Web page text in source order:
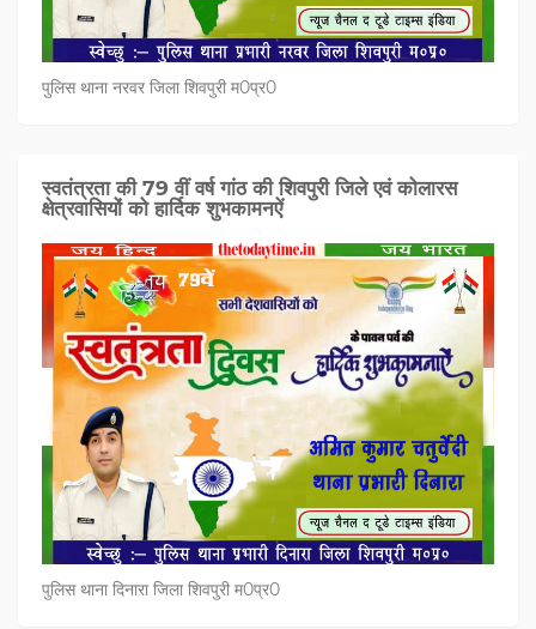
पुलिस थाना नरवर जिला शिवपुरी म0प्र0
स्वतंत्रता की 79 वीं वर्ष गांठ की शिवपुरी जिले एवं कोलारस
क्षेत्रवासियों को हार्दिक शुभकामनऐं
पुलिस थाना दिनारा जिला शिवपुरी म0प्र0